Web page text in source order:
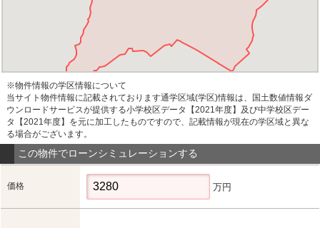
※物件情報の学区情報について
当サイト物件情報に記載されております通学区域(学区)情報は、国土数値情報ダ
ウンロードサービスが提供する小学校区データ【2021年度】及び中学校区デー
タ【2021年度】を元に加工したものですので、記載情報が現在の学区域と異な
る場合がございます。
この物件でローンシミュレーションする
価格 万円